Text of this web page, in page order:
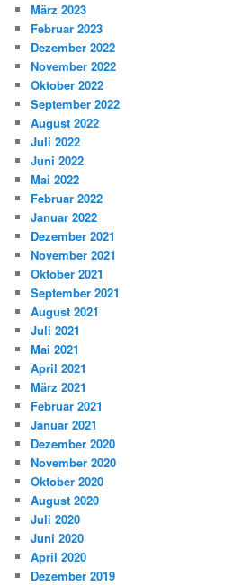
März 2023
Februar 2023
Dezember 2022
November 2022
Oktober 2022
September 2022
August 2022
Juli 2022
Juni 2022
Mai 2022
Februar 2022
Januar 2022
Dezember 2021
November 2021
Oktober 2021
September 2021
August 2021
Juli 2021
Mai 2021
April 2021
März 2021
Februar 2021
Januar 2021
Dezember 2020
November 2020
Oktober 2020
August 2020
Juli 2020
Juni 2020
April 2020
Dezember 2019